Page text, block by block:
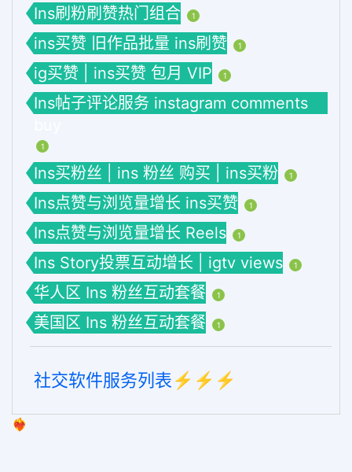
Ins刷粉刷赞热门组合 1
ins买赞 旧作品批量 ins刷赞 1
ig买赞 | ins买赞 包月 VIP 1
Ins帖子评论服务 instagram comments
1
Ins买粉丝 | ins 粉丝 购买 | ins买粉 1
Ins点赞与浏览量增长 ins买赞 1
Ins点赞与浏览量增长 Reels 1
Ins Story投票互动增长 | igtv views 1
华人区 Ins 粉丝互动套餐 1
美国区 Ins 粉丝互动套餐 1
社交软件服务列表⚡️⚡️⚡️
❤️‍🔥